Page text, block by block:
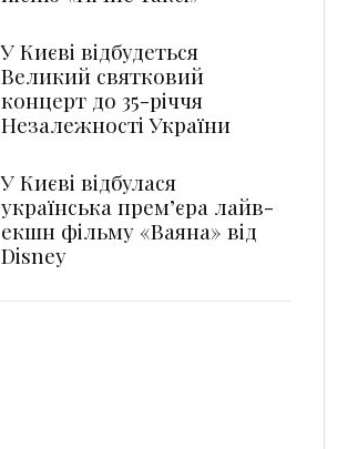
У Києві відбудеться
Великий святковий
концерт до 35-річчя
Незалежності України
У Києві відбулася
українська прем’єра лайв-
екшн фільму «Ваяна» від
Disney